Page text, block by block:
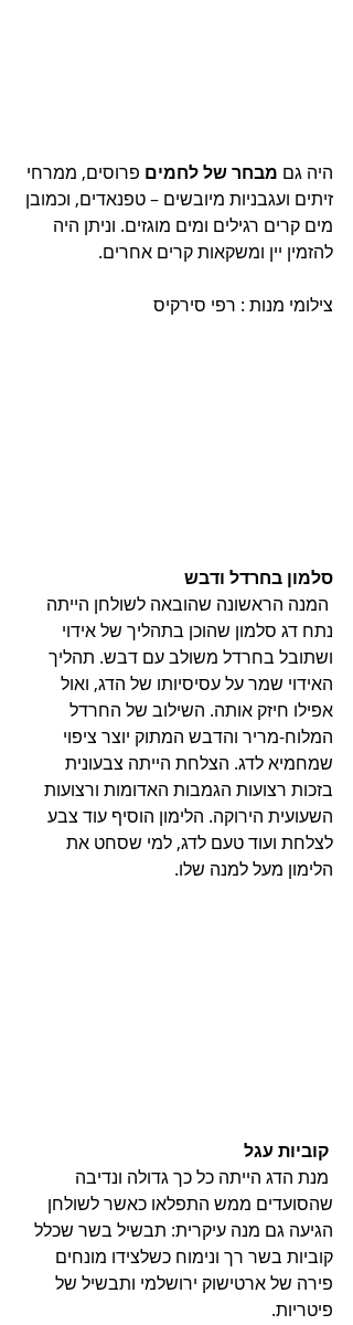
היה גם מבחר של לחמים פרוסים, ממרחי
זיתים ועגבניות מיובשים – טפנאדים, וכמובן
מים קרים רגילים ומים מוגזים. וניתן היה
להזמין יין ומשקאות קרים אחרים.
צילומי מנות : רפי סירקיס
סלמון בחרדל ודבש
המנה הראשונה שהובאה לשולחן הייתה
נתח דג סלמון שהוכן בתהליך של אידוי
ושתובל בחרדל משולב עם דבש. תהליך
האידוי שמר על עסיסיותו של הדג, ואול
אפילו חיזק אותה. השילוב של החרדל
המלוח-מריר והדבש המתוק יוצר ציפוי
שמחמיא לדג. הצלחת הייתה צבעונית
בזכות רצועות הגמבות האדומות ורצועות
השעועית הירוקה. הלימון הוסיף עוד צבע
לצלחת ועוד טעם לדג, למי שסחט את
הלימון מעל למנה שלו.
קוביות עגל
מנת הדג הייתה כל כך גדולה ונדיבה
שהסועדים ממש התפלאו כאשר לשולחן
הגיעה גם מנה עיקרית: תבשיל בשר שכלל
קוביות בשר רך ונימוח כשלצידו מונחים
פירה של ארטישוק ירושלמי ותבשיל של
פיטריות.